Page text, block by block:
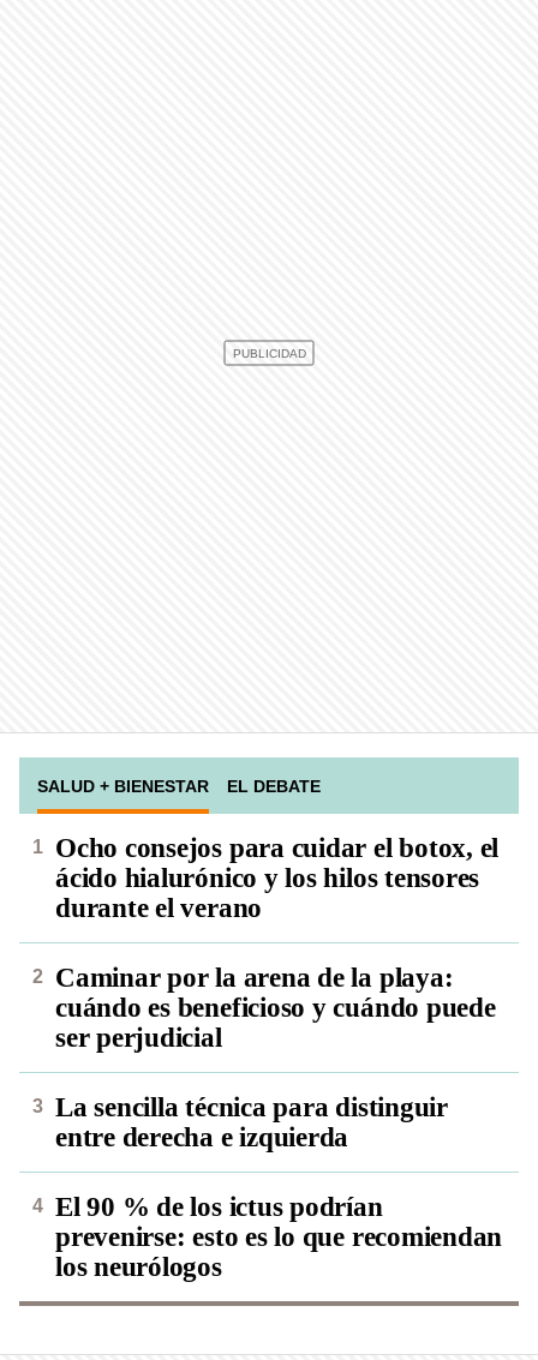
SALUD + BIENESTAR EL DEBATE
Ocho consejos para cuidar el botox, el
ácido hialurónico y los hilos tensores
durante el verano
Caminar por la arena de la playa:
cuándo es beneficioso y cuándo puede
ser perjudicial
La sencilla técnica para distinguir
entre derecha e izquierda
El 90 % de los ictus podrían
prevenirse: esto es lo que recomiendan
los neurólogos